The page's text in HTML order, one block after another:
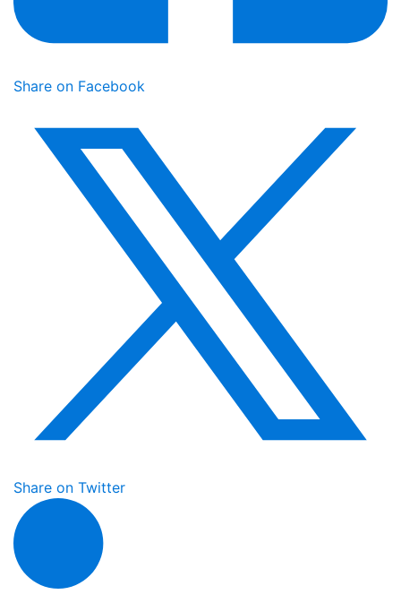
Share on Facebook
Share on Twitter